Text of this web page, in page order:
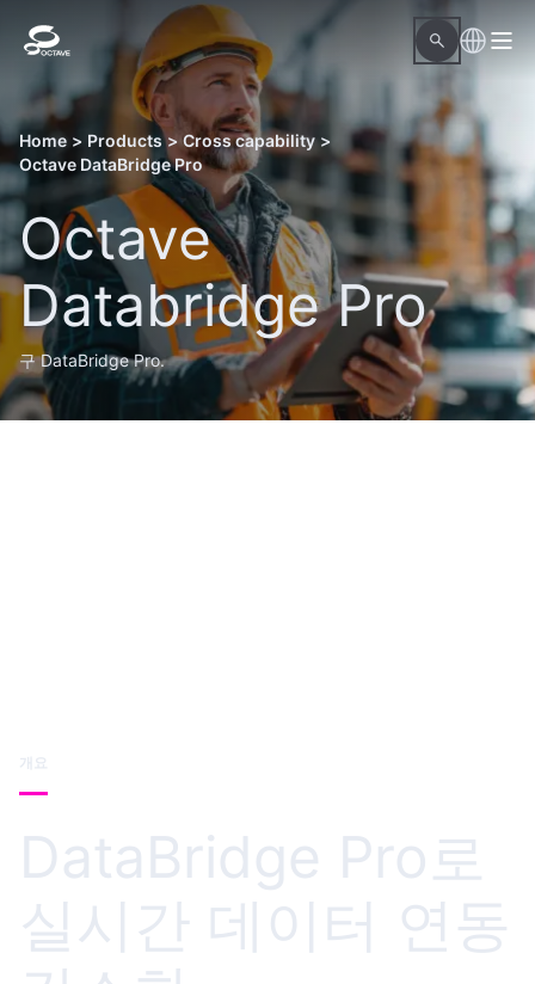
Home > Products > Cross capability >
Octave DataBridge Pro
Octave
Databridge Pro
구 DataBridge Pro.
개요
DataBridge Pro로
실시간 데이터 연동